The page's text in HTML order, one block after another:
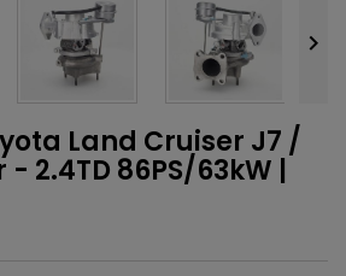

Land Cruiser J7 /
- 2.4TD 86PS/63kW |